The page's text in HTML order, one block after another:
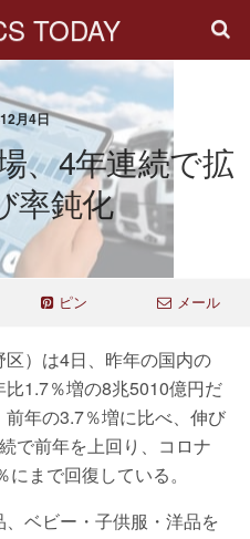
TODAY
月4日
、4年連続で拡
率鈍化
ピン メール
）は4日、昨年の国内の
1.7％増の8兆5010億円だ
年の3.7％増に比べ、伸び
で前年を上回り、コロナ
まで回復している。
ベビー・子供服・洋品を